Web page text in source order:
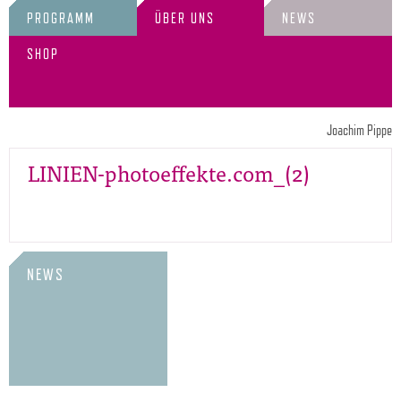
PROGRAMM ÜBER UNS NEWS
SHOP
Joachim Pippe
LINIEN-photoeffekte.com_(2)
NEWS